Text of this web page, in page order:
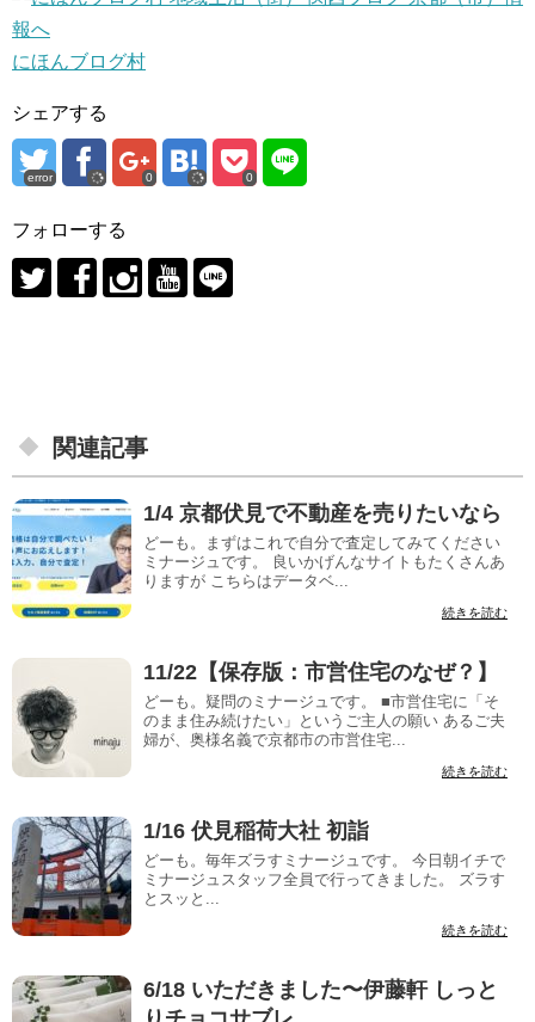
にほんブログ村
シェアする
error 0 0
フォローする
関連記事
1/4 京都伏見で不動産を売りたいなら
どーも。まずはこれで自分で査定してみてください
ミナージュです。 良いかげんなサイトもたくさんあ
りますが こちらはデータベ...
続きを読む
11/22【保存版：市営住宅のなぜ？】
どーも。疑問のミナージュです。 ■市営住宅に「そ
のまま住み続けたい」というご主人の願い あるご夫
婦が、奥様名義で京都市の市営住宅...
続きを読む
1/16 伏見稲荷大社 初詣
どーも。毎年ズラすミナージュです。 今日朝イチで
ミナージュスタッフ全員で行ってきました。 ズラす
とスッと...
続きを読む
6/18 いただきました〜伊藤軒 しっと